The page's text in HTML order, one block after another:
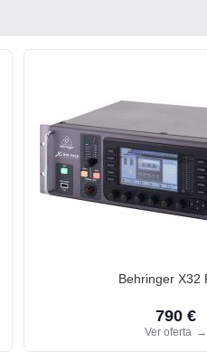
Behringer X32
790 €
Ver oferta →